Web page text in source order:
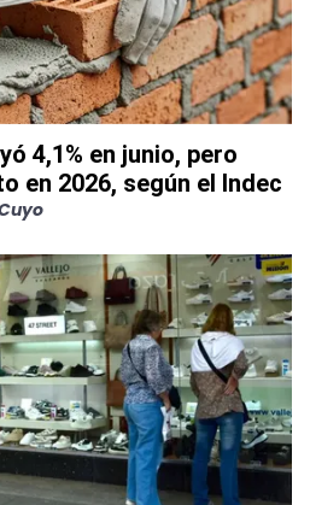
4,1% en junio, pero
en 2026, según el Indec